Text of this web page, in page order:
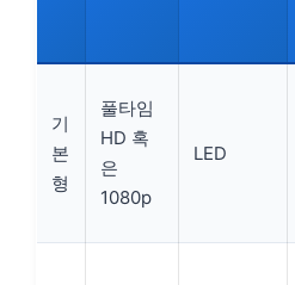
기
본
형
풀타임
HD 혹
은
1080p
LED